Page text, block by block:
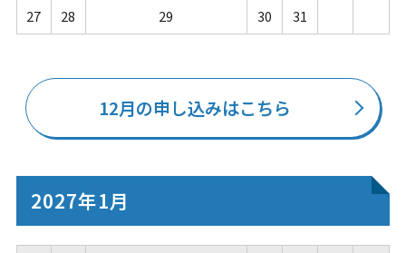
27 28 29 30 31
12月の申し込みはこちら
2027年1月